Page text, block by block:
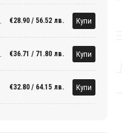
€28.90 / 56.52 лв. Купи
€36.71 / 71.80 лв. Купи
€32.80 / 64.15 лв. Купи